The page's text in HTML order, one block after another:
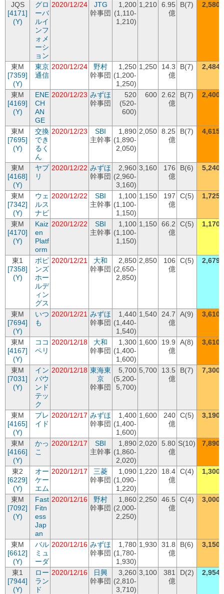
JQS
[4171]
(Y)
グロ
ーバ
ルイ
ンフ
ォメ
ーシ
ョン
2020/12/24
JTG
幹事団
1,200
(1,110-
1,210)
1,210 6.95
億
B(7) 2,580
東M
[7359]
(Y)
東京
通信
2020/12/24
野村
幹事団
1,250
(1,200-
1,250)
1,250
14.3
億
B(7) 2,484
東M
[4169]
(Y)
ENE
CH
AN
GE
2020/12/23 みずほ
幹事団
520
(520-
600)
600
2.62
億
B(7) 2,400
東M
[7695]
(Y)
交換
でき
るく
ん
2020/12/23
SBI
主幹事
1,890
(1,890-
2,050)
2,050 8.25
億
B(7) 4,615
東M
[4168]
(Y)
ヤプ
リ
2020/12/22 みずほ
幹事団
2,960
(2,960-
3,160)
3,160
176
億
B(6) 5,240
東M
[7342]
(Y)
ウェ
ルス
ナビ
2020/12/22
SBI
主幹事
1,100
(1,100-
1,150)
1,150
197
億
C(5) 1,725
東M
[4170]
(Y)
Kaiz
en
Platf
orm
2020/12/22
SBI
主幹事
1,100
(1,100-
1,150)
1,150 66.2
億
C(5) 1,170
東1
[7358]
(Y)
ポピ
ンズ
ホー
ルデ
ィン
グス
2020/12/21
大和
幹事団
2,850
(2,650-
2,850)
2,850
106
億
C(5) 2,679
東M
[7694]
(Y)
いつ
も
2020/12/21 みずほ
幹事団
1,440
(1,440-
1,540)
1,540
24.7
億
A(9) 3,610
東M
[4167]
(Y)
ココ
ペリ
2020/12/18
大和
幹事団
1,300
(1,400-
1,600)
1,600
19.9
億
A(8) 3,610
東M
[7031]
(Y)
イン
バウ
ンド
テッ
ク
2020/12/18 東海東
京
幹事団
5,700
(5,200-
5,700)
5,700
13.5
億
B(7) 7,300
東M
[4165]
(Y)
プレ
イド
2020/12/17 みずほ
幹事団
1,400
(1,400-
1,600)
1,600
240
億
C(5) 3,190
東M
[4166]
(Y)
かっ
こ
2020/12/17
SBI
主幹事
1,890
(1,860-
2,020)
2,020 5.80
億
S(10) 7,890
東2
[6229]
(Y)
オー
ケー
エム
2020/12/17
三菱
幹事団
1,090
(1,090-
1,220)
1,220
18.4
億
C(4) 1,300
東M
[7092]
(Y)
Fast
Fitn
ess
Jap
an
2020/12/16
野村
幹事団
1,860
(2,000-
2,250)
2,250 46.5
億
C(4) 3,000
東M
[6612]
(Y)
バル
ミュ
ーダ
2020/12/16 みずほ
幹事団
1,780
(1,780-
1,930)
1,930 31.8
億
B(6) 3,150
東1
[7944]
(Y)
ロー
ラン
ド
2020/12/16
日興
幹事団
3,260
(2,810-
3,710)
3,100
381
億
D(2) 2,954